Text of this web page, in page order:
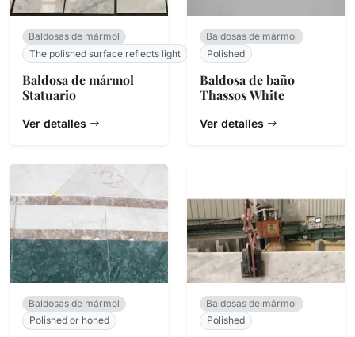
Baldosas de mármol
The polished surface reflects light
Baldosa de mármol
Statuario
Ver detalles
Baldosas de mármol
Polished
Baldosa de baño
Thassos White
Ver detalles
Baldosas de mármol
Polished or honed
Baldosas de mármol
Polished